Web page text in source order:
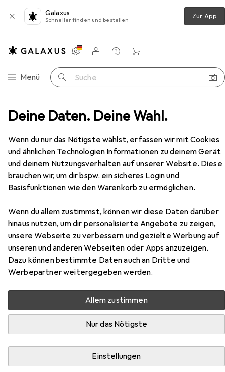
Deine Daten. Deine Wahl.
Wenn du nur das Nötigste wählst, erfassen wir mit Cookies
und ähnlichen Technologien Informationen zu deinem Gerät
und deinem Nutzungsverhalten auf unserer Website. Diese
brauchen wir, um dir bspw. ein sicheres Login und
Basisfunktionen wie den Warenkorb zu ermöglichen.
Wenn du allem zustimmst, können wir diese Daten darüber
hinaus nutzen, um dir personalisierte Angebote zu zeigen,
unsere Webseite zu verbessern und gezielte Werbung auf
unseren und anderen Webseiten oder Apps anzuzeigen.
Dazu können bestimmte Daten auch an Dritte und
Werbepartner weitergegeben werden.
Allem zustimmen
Nur das Nötigste
Einstellungen
Galaxus
Schneller finden und bestellen Zur App
Navigation nach Kategorien
Menü Suche
Einstellungen
Kundenkonto
Vergleichslisten
Merklisten
Warenkorb
Zubehör Präsentationstafel Nobo Classic
EUR
61,10
NoboClassic
90 x 60 cm
Zubehör für Nobo Classic
Hier findest du passendes Zubehör zum Produkt Nobo
Classic aus den Kategorien Marker, Magnet und Zubehör
Präsentieren.
Beliebt Marker Nobo Magnet Zubehör
Relevanz
Produktliste